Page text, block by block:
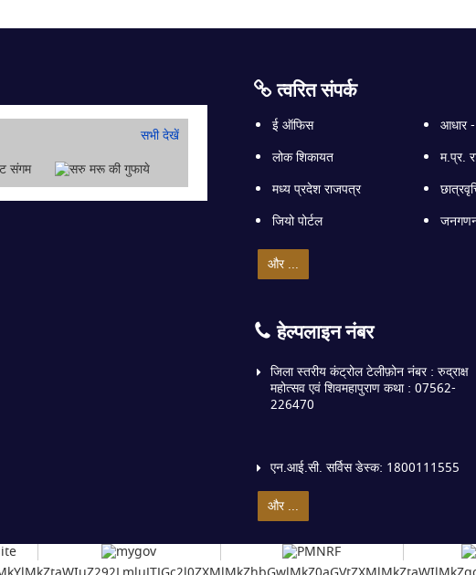
सभी देखें
त्वरित संपर्क
ई ऑफिस आधार
लोक शिकायत
म.प्र.
मध्य प्रदेश राजपत्र
जियो पोर्टल
और ...
हेल्पलाइन नंबर
जिला स्तरीय कंट्रोल टेलीफ़ोन नंबर : रुद्राक्ष
महोत्सव एवं शिवमहापुराण कथा : 07562-
226470
एन.आई.सी. सर्विस डेस्क: 1800111555
और ...